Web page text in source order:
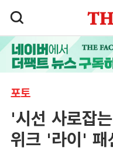
포토
'시선 사로잡
위크 '라이' 패